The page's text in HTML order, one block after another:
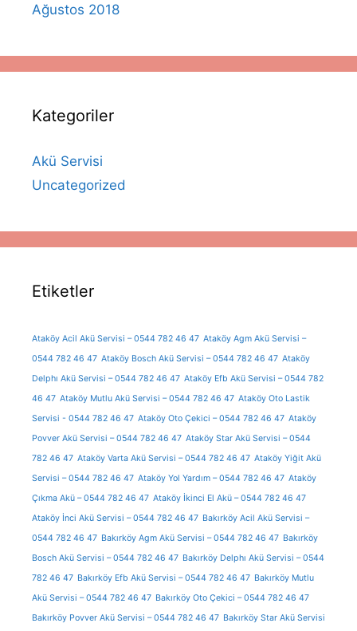
Ağustos 2018
Kategoriler
Akü Servisi
Uncategorized
Etiketler
Ataköy Acil Akü Servisi – 0544 782 46 47 Ataköy Agm Akü Servisi –
0544 782 46 47 Ataköy Bosch Akü Servisi – 0544 782 46 47 Ataköy
Delphı Akü Servisi – 0544 782 46 47 Ataköy Efb Akü Servisi – 0544 782
46 47 Ataköy Mutlu Akü Servisi – 0544 782 46 47 Ataköy Oto Lastik
Servisi - 0544 782 46 47 Ataköy Oto Çekici – 0544 782 46 47 Ataköy
Povver Akü Servisi – 0544 782 46 47 Ataköy Star Akü Servisi – 0544
782 46 47 Ataköy Varta Akü Servisi – 0544 782 46 47 Ataköy Yiğit Akü
Servisi – 0544 782 46 47 Ataköy Yol Yardım – 0544 782 46 47 Ataköy
Çıkma Akü – 0544 782 46 47 Ataköy İkinci El Akü – 0544 782 46 47
Ataköy İnci Akü Servisi – 0544 782 46 47 Bakırköy Acil Akü Servisi –
0544 782 46 47 Bakırköy Agm Akü Servisi – 0544 782 46 47 Bakırköy
Bosch Akü Servisi – 0544 782 46 47 Bakırköy Delphı Akü Servisi – 0544
782 46 47 Bakırköy Efb Akü Servisi – 0544 782 46 47 Bakırköy Mutlu
Akü Servisi – 0544 782 46 47 Bakırköy Oto Çekici – 0544 782 46 47
Bakırköy Povver Akü Servisi – 0544 782 46 47 Bakırköy Star Akü Servisi